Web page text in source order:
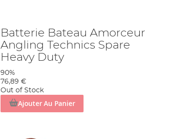
Batterie Bateau Amorceur
Angling Technics Spare
Heavy Duty
90%
76,89 €
Out of Stock
Ajouter Au Panier